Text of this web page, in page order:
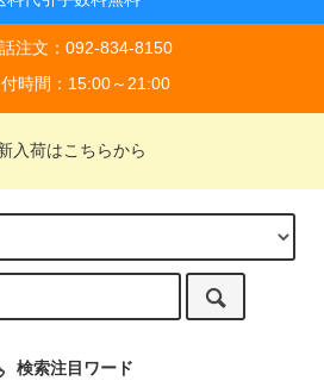
注文：092-834-8150
時間：15:00～21:00
入荷はこちらから
検索注目ワード